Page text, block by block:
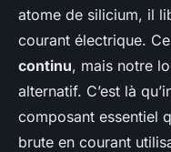
atome de silicium, il
courant électrique.
continu, mais notre
alternatif. C’est là
composant essentiel
brute en courant